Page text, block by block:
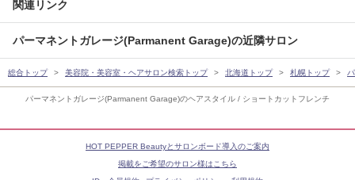
パーマネントガレージ(Parmanent Garage)のヘアスタイル / ショートカットフレンチ
関連リンク
パーマネントガレージ(Parmanent Garage)の近隣サロン
総合トップ 美容院・美容室・ヘアサロン検索トップ 北海道トップ 札幌トップ
HOT PEPPER Beautyとサロンボード導入のご案内
掲載をご希望のサロン様はこちら